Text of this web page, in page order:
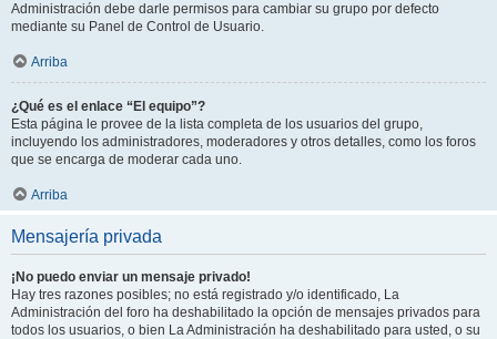
Administración debe darle permisos para cambiar su grupo por defecto
mediante su Panel de Control de Usuario.
Arriba
¿Qué es el enlace “El equipo”?
Esta página le provee de la lista completa de los usuarios del grupo,
incluyendo los administradores, moderadores y otros detalles, como los foros
que se encarga de moderar cada uno.
Arriba
Mensajería privada
¡No puedo enviar un mensaje privado!
Hay tres razones posibles; no está registrado y/o identificado, La
Administración del foro ha deshabilitado la opción de mensajes privados para
todos los usuarios, o bien La Administración ha deshabilitado para usted, o su